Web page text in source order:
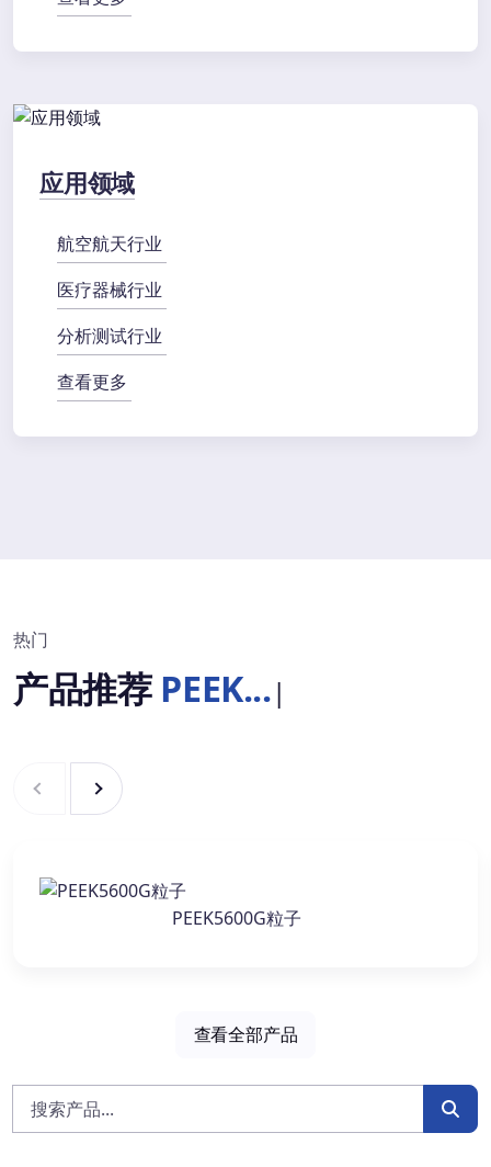
应用领域
航空航天行业
医疗器械行业
分析测试行业
查看更多
热门
产品推荐 PEEK...|
PEEK5600G粒子
查看全部产品